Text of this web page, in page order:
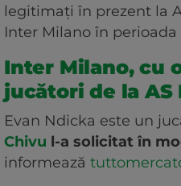
legitimați în prezent la
Inter Milano în
Inter Milano, cu
jucători de la AS
Evan Ndicka este un
Chivu l-a solicitat în
informează